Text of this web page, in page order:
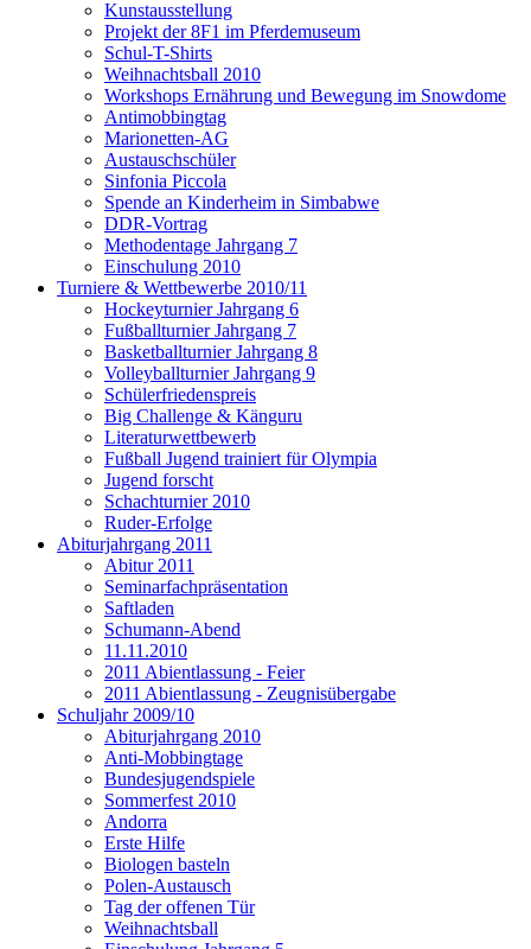
Kunstausstellung
Projekt der 8F1 im Pferdemuseum
Schul-T-Shirts
Weihnachtsball 2010
Workshops Ernährung und Bewegung im Snowdome
Antimobbingtag
Marionetten-AG
Austauschschüler
Sinfonia Piccola
Spende an Kinderheim in Simbabwe
DDR-Vortrag
Methodentage Jahrgang 7
Einschulung 2010
Turniere & Wettbewerbe 2010/11
Hockeyturnier Jahrgang 6
Fußballturnier Jahrgang 7
Basketballturnier Jahrgang 8
Volleyballturnier Jahrgang 9
Schülerfriedenspreis
Big Challenge & Känguru
Literaturwettbewerb
Fußball Jugend trainiert für Olympia
Jugend forscht
Schachturnier 2010
Ruder-Erfolge
Abiturjahrgang 2011
Abitur 2011
Seminarfachpräsentation
Saftladen
Schumann-Abend
11.11.2010
2011 Abientlassung - Feier
2011 Abientlassung - Zeugnisübergabe
Schuljahr 2009/10
Abiturjahrgang 2010
Anti-Mobbingtage
Bundesjugendspiele
Sommerfest 2010
Andorra
Erste Hilfe
Biologen basteln
Polen-Austausch
Tag der offenen Tür
Weihnachtsball